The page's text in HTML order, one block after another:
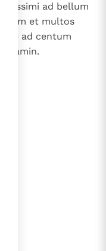
ad bellum
et multos
ad centum